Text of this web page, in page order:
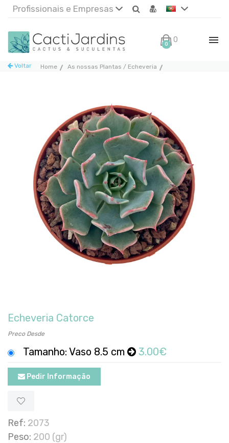
Profissionais e Empresas
0 0€
Home As nossas Plantas / Echeveria
Voltar
Echeveria Catorce
Preco Desde
Tamanho: Vaso 8.5 cm 3.00€
Pedir Informação
Ref: 2073
Peso: 200 (gr)